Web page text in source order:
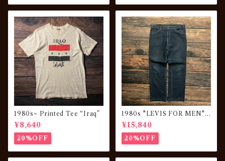
1980s~ Printed Tee “Iraq”
¥8,640
20%OFF
1980s "LEVIS FOR MEN"
Denim Pants
¥15,840
20%OFF